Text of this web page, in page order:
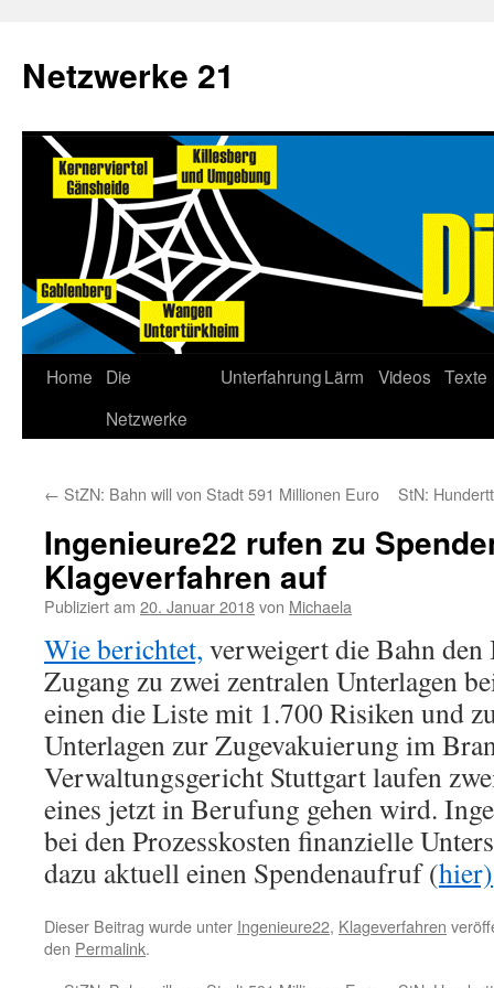
Netzwerke 21
Home
Die
Netzwerke
UnterfahrungLärm Videos Texte
← StZN: Bahn will von Stadt 591 Millionen Euro StN:
Ingenieure22 rufen zu
Klageverfahren auf
Publiziert am 20. Januar 2018von Michaela
Wie berichtet, verweigert die Bahn
Zugang zu zwei zentralen Unterlagen
einen die Liste mit 1.700 Risiken und
Unterlagen zur Zugevakuierung im
Verwaltungsgericht Stuttgart laufen
eines jetzt in Berufung gehen wird.
bei den Prozesskosten finanzielle
dazu aktuell einen Spendenaufruf (hier)
Dieser Beitrag wurde unter Ingenieure22, Klageverfahren
den Permalink.